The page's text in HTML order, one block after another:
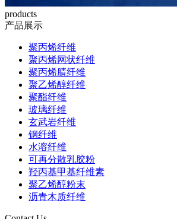
products
产品展示
聚丙烯纤维
聚丙烯网状纤维
聚丙烯腈纤维
聚乙烯醇纤维
聚酯纤维
玻璃纤维
玄武岩纤维
钢纤维
水溶纤维
可再分散乳胶粉
羟丙基甲基纤维素
聚乙烯醇粉末
沥青木质纤维